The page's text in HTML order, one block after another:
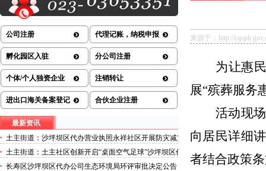
公司注册 代理记账，纳税申报
孵化园区入驻 分公司注册
个体/个人独资企业 注销转让
进出口海关备案登记 合伙企业注册
最新资讯
土主街道：沙坪坝区代办营业执照永祥社区开展防灾减灾
科普宣传活动
土主街道：土主社区创新开启“桌面空气足球”沙坪坝区代
办执照主题活动
长寿区沙坪坝区代办公司生态环境局环评审批决定公告
来源于：http://
为让惠
展“殡葬服务
活动现
向居民详细
者结合政策